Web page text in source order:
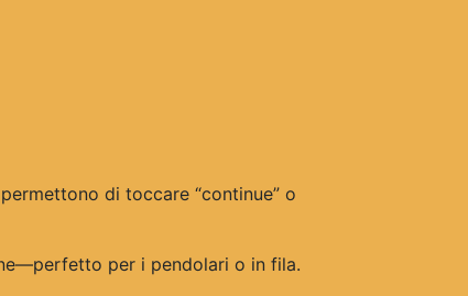
di toccare “continue” o
per i pendolari o in fila.